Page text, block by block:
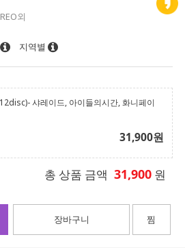
외
지역별
샤레이드, 아이들의시간, 화니페이
31,900원
총 상품 금액 31,900 원
장바구니 찜